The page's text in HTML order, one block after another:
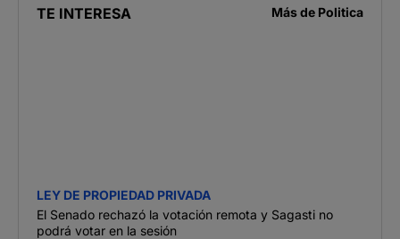
TE INTERESA Más de Politica
LEY DE PROPIEDAD PRIVADA
El Senado rechazó la votación remota y Sagasti no
podrá votar en la sesión